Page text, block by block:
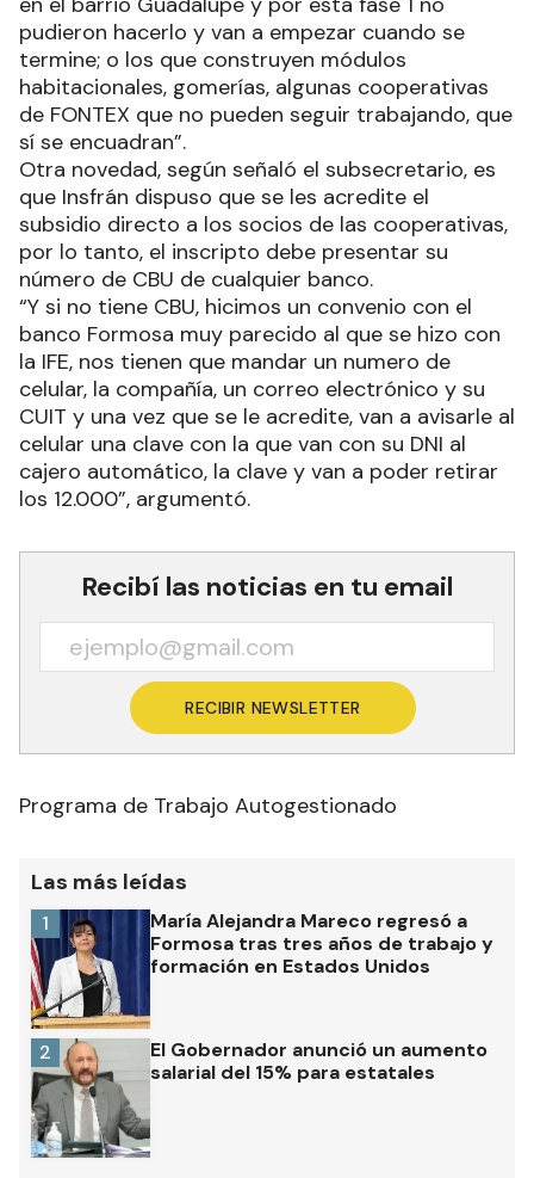
pudieron hacerlo y van a empezar cuando se
termine; o los que construyen módulos
habitacionales, gomerías, algunas cooperativas
de FONTEX que no pueden seguir trabajando, que
sí se encuadran”.
Otra novedad, según señaló el subsecretario, es
que Insfrán dispuso que se les acredite el
subsidio directo a los socios de las cooperativas,
por lo tanto, el inscripto debe presentar su
número de CBU de cualquier banco.
“Y si no tiene CBU, hicimos un convenio con el
banco Formosa muy parecido al que se hizo con
la IFE, nos tienen que mandar un numero de
celular, la compañía, un correo electrónico y su
CUIT y una vez que se le acredite, van a avisarle al
celular una clave con la que van con su DNI al
cajero automático, la clave y van a poder retirar
los 12.000”, argumentó.
Recibí las noticias en tu email
RECIBIR NEWSLETTER
Programa de Trabajo Autogestionado
Las más leídas
María Alejandra Mareco regresó a
Formosa tras tres años de trabajo y
formación en Estados Unidos
1
El Gobernador anunció un aumento
salarial del 15% para estatales
2